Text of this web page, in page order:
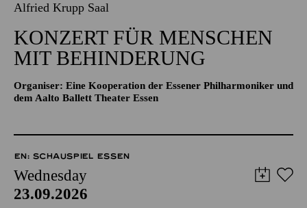
Alfried Krupp Saal
KONZERT FÜR MENSCHEN
MIT BEHINDERUNG
Organiser: Eine Kooperation der Essener Philharmoniker und
dem Aalto Ballett Theater Essen
EN: SCHAUSPIEL ESSEN
Wednesday
23.09.2026